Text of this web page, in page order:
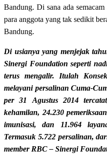
Bandung. Di sana ada
para anggota yang tak sedikit
Bandung.
Di usianya yang menjejak
Sinergi Foundation seperti
terus mengalir. Itulah
melayani persalinan Cuma-
per31 Agustus2014
kehamilan, 24.230
imunisasi, dan 11.964
Termasuk 5.722persalinan,
member RBC – Sinergi